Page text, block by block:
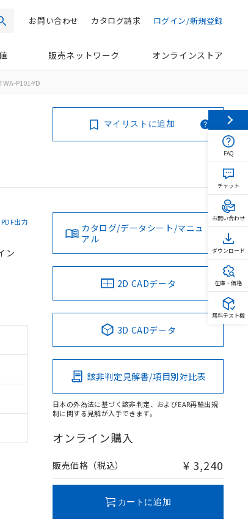
検索 ログイン/新規登録
カタログ請求
お問い合わせ
販売ネットワーク オンラインストア
P101-YD
マイリストに追加
PDF出力
ン
カタログ/データシート/マニュ
アル
2D CADデータ
3D CADデータ
該非判定見解書/項目別対比表
日本の外為法に基づく該非判定、およびEAR再輸出規
制に関する見解が入手できます。
オンライン購入
販売価格（税込） ¥ 3,240
カートに追加
FAQ
チャット
お問い合わせ
ダウンロード
在庫・価格
無料テスト機